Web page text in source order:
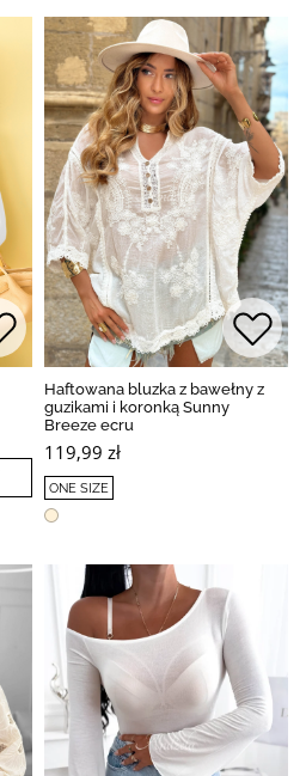
Haftowana bluzka z bawełny z
guzikami i koronką Sunny
Breeze ecru
119,99 zł
ONE SIZE